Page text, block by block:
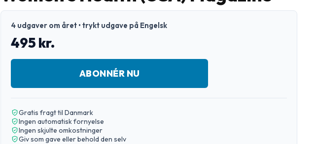
4 udgaver om året • trykt udgave på Engelsk
495 kr.
ABONNÉR NU
Gratis fragt til Danmark
Ingen automatisk fornyelse
Ingen skjulte omkostninger
Giv som gave eller behold den selv